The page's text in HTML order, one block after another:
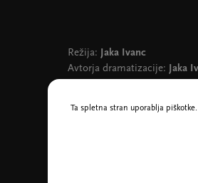
Režija:
Jaka Ivanc
Avtorja dramatizacije:
Jaka
Ta spletna stran uporablja